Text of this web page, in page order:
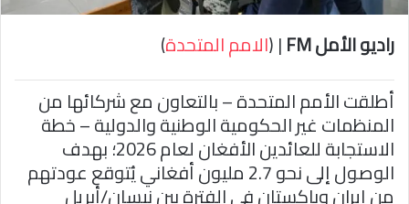
ن
ي
راديو الأمل FM | (الامم المتحدة)
أطلقت الأمم المتحدة – بالتعاون مع شركائها من
المنظمات غير الحكومية الوطنية والدولية – خطة
الاستجابة للعائدين الأفغان لعام 2026؛ بهدف
الوصول إلى نحو 2.7 مليون أفغاني يُتوقع عودتهم
من إيران وباكستان في الفترة بين نيسان/أبريل